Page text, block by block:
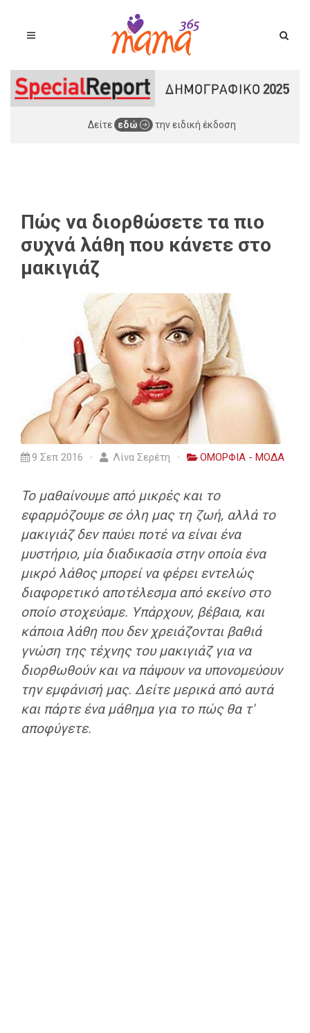
Δείτε εδώ την ειδική έκδοση
Πώς να διορθώσετε τα πιο
συχνά λάθη που κάνετε στο
μακιγιάζ
9 Σεπ 2016 Λίνα Σερέτη ΟΜΟΡΦΙΑ - ΜΟΔΑ
Το μαθαίνουμε από μικρές και το
εφαρμόζουμε σε όλη μας τη ζωή, αλλά το
μακιγιάζ δεν παύει ποτέ να είναι ένα
μυστήριο, μία διαδικασία στην οποία ένα
μικρό λάθος μπορεί να φέρει εντελώς
διαφορετικό αποτέλεσμα από εκείνο στο
οποίο στοχεύαμε. Υπάρχουν, βέβαια, και
κάποια λάθη που δεν χρειάζονται βαθιά
γνώση της τέχνης του μακιγιάζ για να
διορθωθούν και να πάψουν να υπονομεύουν
την εμφάνισή μας. Δείτε μερικά από αυτά
και πάρτε ένα μάθημα για το πώς θα τ'
αποφύγετε.